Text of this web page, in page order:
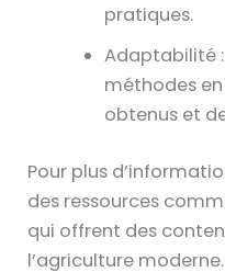
pratiques.
Adaptabilité
méthodes
obtenus et
Pour plus
des ressources
qui offrent des
l’agriculture moderne.